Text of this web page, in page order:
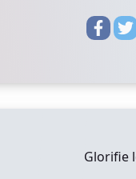
Glorifie